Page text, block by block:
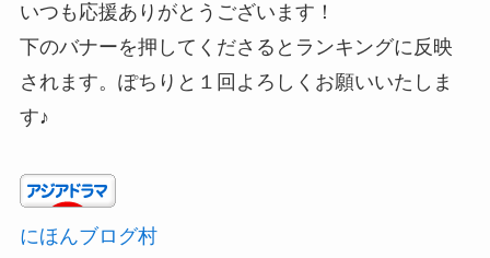
いつも応援ありがとうございます！
下のバナーを押してくださるとランキングに反映
されます。ぽちりと１回よろしくお願いいたしま
す♪
にほんブログ村